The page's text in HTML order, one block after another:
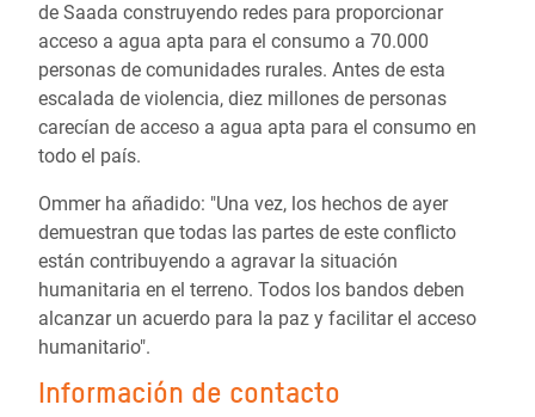
de Saada construyendo redes para proporcionar
acceso a agua apta para el consumo a 70.000
personas de comunidades rurales. Antes de esta
escalada de violencia, diez millones de personas
carecían de acceso a agua apta para el consumo en
todo el país.
Ommer ha añadido: "Una vez, los hechos de ayer
demuestran que todas las partes de este conflicto
están contribuyendo a agravar la situación
humanitaria en el terreno. Todos los bandos deben
alcanzar un acuerdo para la paz y facilitar el acceso
humanitario".
Información de contacto